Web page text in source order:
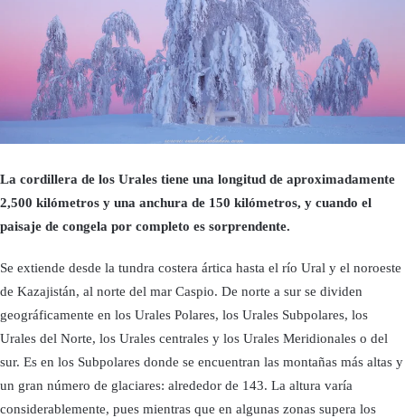
La cordillera de los Urales tiene una longitud de aproximadamente
2,500 kilómetros y una anchura de 150 kilómetros, y cuando el
paisaje de congela por completo es sorprendente.
Se extiende desde la tundra costera ártica hasta el río Ural y el noroeste
de Kazajistán, al norte del mar Caspio. De norte a sur se dividen
geográficamente en los Urales Polares, los Urales Subpolares, los
Urales del Norte, los Urales centrales y los Urales Meridionales o del
sur. Es en los Subpolares donde se encuentran las montañas más altas y
un gran número de glaciares: alrededor de 143. La altura varía
considerablemente, pues mientras que en algunas zonas supera los